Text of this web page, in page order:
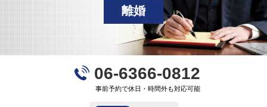
離婚
06-6366-0812
事前予約で休日・時間外も対応可能